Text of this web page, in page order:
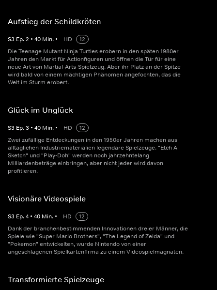
Aufstieg der Schildkröten
S3 Ep.2 • 40 Min. • HD
12
Die Teenage Mutant Ninja Turtles erobern in den späten 1980er
Jahren den Markt für Actionfiguren und öffnen die Tür für eine
neue Art von Martial-Arts-Spielzeug. Aber ihr Platz an der Spitze
wird bald von einem mächtigen Phänomen angefochten, das die
Welt im Sturm erobert.
Glück im Unglück
S3 Ep.3 • 40 Min. • HD
12
Zwei zufällige Entdeckungen in den 1950er Jahren machen aus
alltäglichen Industriematerialien legendäre Spielzeuge. "Etch A
Sketch" und "Play-Doh" werden noch jahrzehntelang
Milliardenbeträge einbringen, aber nicht jeder wird davon
profitieren.
Visionäre Videospiele
S3 Ep.4 • 40 Min. • HD
12
Dank der branchenbestimmenden Innovationen dreier Männer, die
Spiele wie "Super Mario Brothers", "The Legend of Zelda" und
"Pokemon" entwickelten, wurde Nintendo von einer
angeschlagenen Spielkartenfirma zu einem Videospielmagnaten.
Transformierte Spielzeuge